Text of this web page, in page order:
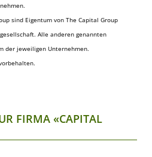
sind Eigentum von The Capital Group
Alle anderen genannten
der jeweiligen Unternehmen.
FIRMA «CAPITAL